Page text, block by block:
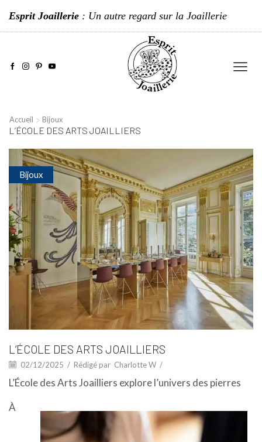
Esprit Joaillerie : Un autre regard sur la Joaillerie
Accueil Bijoux
L’ÉCOLE DES ARTS JOAILLIERS
Bijoux
L’ÉCOLE DES ARTS JOAILLIERS
02/12/2025 / Rédigé par Charlotte W /
L’École des Arts Joailliers explore l’univers des pierres
À